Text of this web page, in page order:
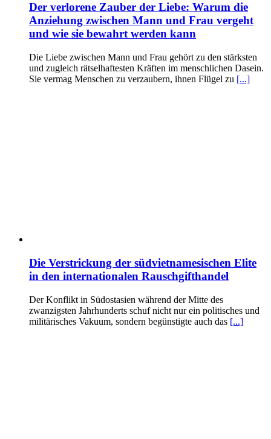
Der verlorene Zauber der Liebe: Warum die
Anziehung zwischen Mann und Frau vergeht
und wie sie bewahrt werden kann
Die Liebe zwischen Mann und Frau gehört zu den stärksten
und zugleich rätselhaftesten Kräften im menschlichen Dasein.
Sie vermag Menschen zu verzaubern, ihnen Flügel zu [...]
Die Verstrickung der südvietnamesischen Elite
in den internationalen Rauschgifthandel
Der Konflikt in Südostasien während der Mitte des
zwanzigsten Jahrhunderts schuf nicht nur ein politisches und
militärisches Vakuum, sondern begünstigte auch das [...]